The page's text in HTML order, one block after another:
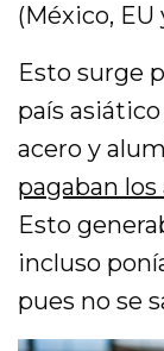
(México, EU
Esto surge
país
acero y
pagaban los
Esto
incluso
pues no se